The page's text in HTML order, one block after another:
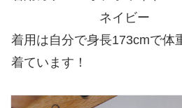
ネイビー
着用は自分で身長173cmで体
着ています！